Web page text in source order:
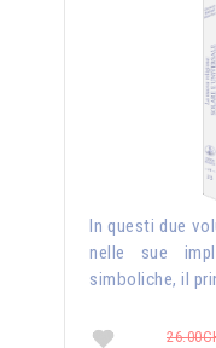
In questi due
nelle sue
simboliche, il